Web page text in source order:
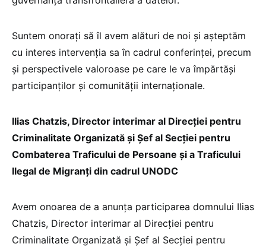
Suntem onorați să îl avem alături de noi și așteptăm
cu interes intervenția sa în cadrul conferinței, precum
și perspectivele valoroase pe care le va împărtăși
participanților și comunității internaționale.
Ilias Chatzis, Director interimar al Direcției pentru
Criminalitate Organizată și Șef al Secției pentru
Combaterea Traficului de Persoane și a Traficului
Ilegal de Migranți din cadrul UNODC
Avem onoarea de a anunța participarea domnului Ilias
Chatzis, Director interimar al Direcției pentru
Criminalitate Organizată și Șef al Secției pentru